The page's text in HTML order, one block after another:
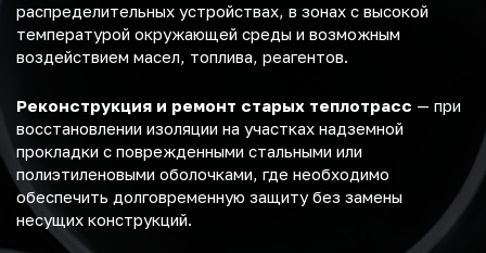
распределительных устройствах, в зонах с высокой
температурой окружающей среды и возможным
воздействием масел, топлива, реагентов.
Реконструкция и ремонт старых теплотрасс — при
восстановлении изоляции на участках надземной
прокладки с поврежденными стальными или
полиэтиленовыми оболочками, где необходимо
обеспечить долговременную защиту без замены
несущих конструкций.